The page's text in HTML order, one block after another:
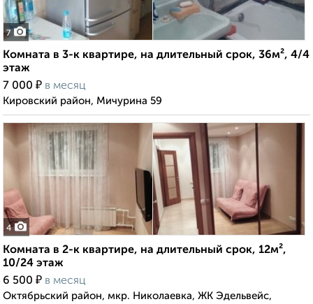
7
Комната в 3-к квартире, на длительный срок, 36м², 4/4
этаж
7 000 ₽ в месяц
Кировский район, Мичурина 59
4
Комната в 2-к квартире, на длительный срок, 12м²,
10/24 этаж
6 500 ₽ в месяц
Октябрьский район, мкр. Николаевка, ЖК Эдельвейс,